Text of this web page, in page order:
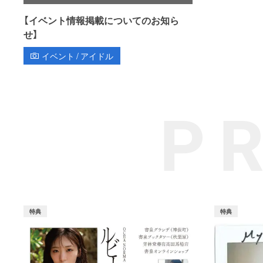
【イベント情報掲載についてのお知ら
せ】
イベント / アイドル
特典 特典